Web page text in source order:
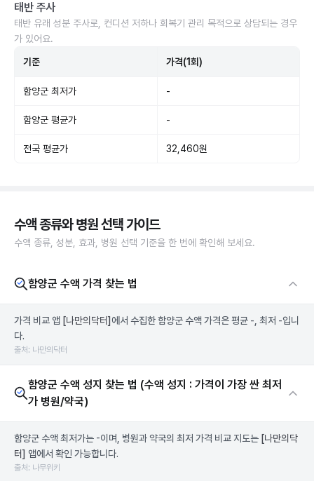
태반 주사
태반 유래 성분 주사로, 컨디션 저하나 회복기 관리 목적으로 상담되는 경우
가 있어요.
기준 가격(1회)
함양군 최저가 -
함양군 평균가 -
전국 평균가 32,460원
수액 종류와 병원 선택 가이드
수액 종류, 성분, 효과, 병원 선택 기준을 한 번에 확인해 보세요.
함양군 수액 가격 찾는 법
가격 비교 앱 [나만의닥터] 에서 수집한 함양군 수액 가격은 평균 -, 최저 -입니
다.
출처: 나만의닥터
함양군 수액 성지 찾는 법 (수액 성지 : 가격이 가장 싼 최저
가 병원/약국)
함양군 수액 최저가는 -이며, 병원과 약국의 최저 가격 비교 지도는 [나만의닥
터] 앱에서 확인 가능합니다.
출처: 나무위키